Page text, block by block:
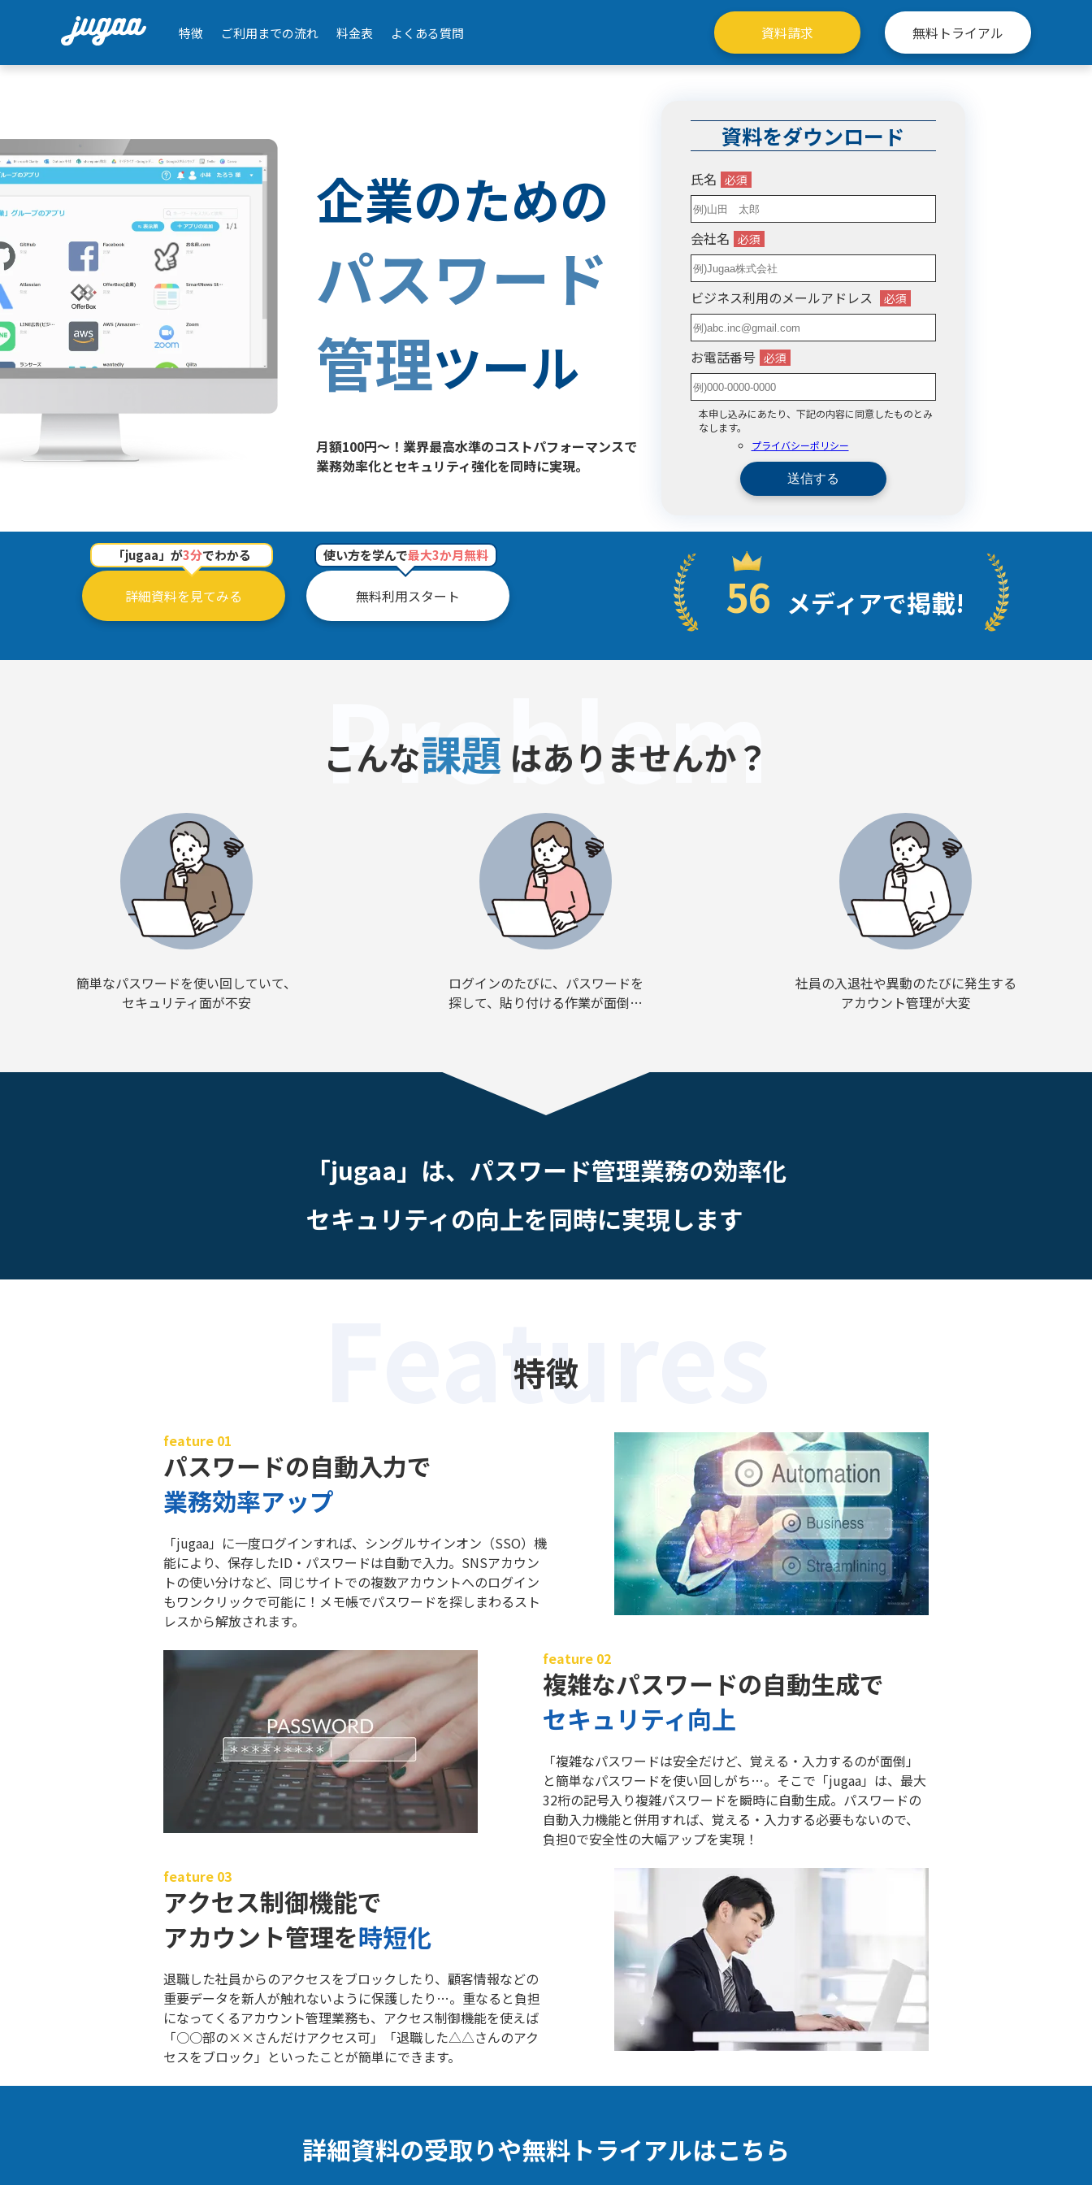
特徴 ご利用までの流れ 料金表 よくある質問 資料請求 無料トライアル
企業のための
パスワード
管理ツール
月額100円～！業界最高水準のコストパフォーマンスで
業務効率化とセキュリティ強化を同時に実現。
資料をダウンロード
氏名
会社名
ビジネス利用のメールアドレス
お電話番号
本申し込みにあたり、下記の内容に同意したものとみ
なします。
プライバシーポリシー
「jugaa」が3分でわかる
詳細資料を見てみる
使い方を学んで最大3か月無料
無料利用スタート 56 メディアで掲載!
こんな課題 はありませんか？
Problem
簡単なパスワードを使い回していて、
セキュリティ面が不安
ログインのたびに、パスワードを
探して、貼り付ける作業が面倒…
社員の入退社や異動のたびに発生する
アカウント管理が大変
「jugaa」は、パスワード管理業務の効率化
セキュリティの向上を同時に実現します
特徴
Features
feature 01
パスワードの自動入力で
業務効率アップ
「jugaa」に一度ログインすれば、シングルサインオン（SSO）機
能により、保存したID・パスワードは自動で入力。SNSアカウン
トの使い分けなど、同じサイトでの複数アカウントへのログイン
もワンクリックで可能に！メモ帳でパスワードを探しまわるスト
レスから解放されます。
feature 02
複雑なパスワードの自動生成で
セキュリティ向上
「複雑なパスワードは安全だけど、覚える・入力するのが面倒」
と簡単なパスワードを使い回しがち…。そこで「jugaa」は、最大
32桁の記号入り複雑パスワードを瞬時に自動生成。パスワードの
自動入力機能と併用すれば、覚える・入力する必要もないので、
負担0で安全性の大幅アップを実現！
feature 03
アクセス制御機能で
アカウント管理を時短化
退職した社員からのアクセスをブロックしたり、顧客情報などの
重要データを新人が触れないように保護したり…。重なると負担
になってくるアカウント管理業務も、アクセス制御機能を使えば
「○○部の××さんだけアクセス可」「退職した△△さんのアク
セスをブロック」といったことが簡単にできます。
詳細資料の受取りや無料トライアルはこちら